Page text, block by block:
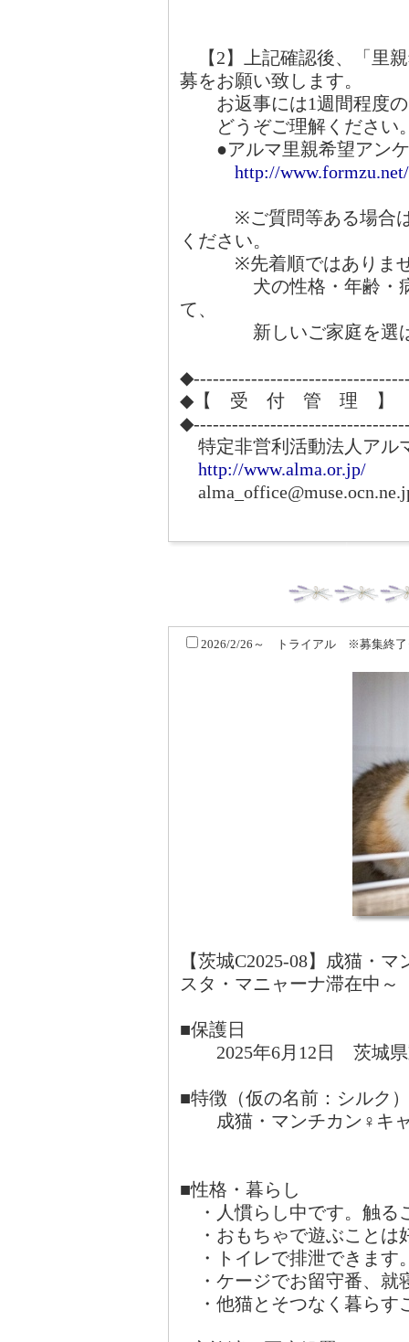
【2】上記確認後、「里
募をお願い致します。
お返事には1週間程度の
どうぞご理解ください
●アルマ里親希望アンケ
http://
※ご質問等ある場合は
ください。
※先着順ではありま
犬の性格・年齢・病気
て、
新しいご家庭を選ば
◆【 受 付 管 理 】
特定非営利活動法人アル
http://www.alma.or.jp/
2026/2/26～ トライアル ※募集終
【茨城C2025-08】成猫
スタ・マニャーナ滞在中～
■保護日
2025年6月12日 茨城県
■特徴（仮の名前：シルク）
成猫・マンチカン♀キ
■性格・暮らし
・人慣らし中です。触る
・おもちゃで遊ぶことは
・トイレで排泄できます
・ケージでお留守番、就
・他猫とそつなく暮らす